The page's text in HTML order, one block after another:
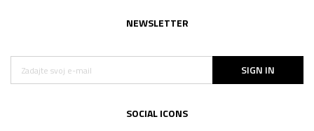
NEWSLETTER
SIGN IN
SOCIAL ICONS